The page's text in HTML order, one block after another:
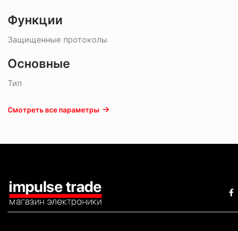
Функции
Защищенные протоколы
Основные
Тип
Смотреть все параметры